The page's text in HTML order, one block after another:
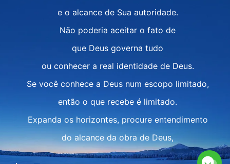
e o alcance de Sua autoridade.
Não poderia aceitar o fato de
que Deus governa tudo
ou conhecer a real identidade de Deus.
Se você conhece a Deus num escopo limitado,
então o que recebe é limitado.
Expanda os horizontes, procure entendimento
do alcance da obra de Deus,
Seu governo, Sua gestão